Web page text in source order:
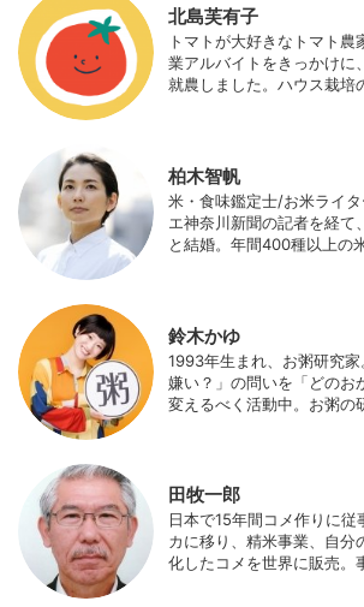
の実証試験や農産物輸出な
にスマート農業の実証試験
携わっている。 HP：
北島芙有子
トマトが大好きなトマト農
業アルバイトをきっかけに
就農しました。ハウス栽培
柏木智帆
米・食味鑑定士/お米ライ
エ神奈川新聞の記者を経て
と結婚。年間400種以上の
食事やお弁当づくりを通し
向けている。プロフィール
鈴木かゆ
1993年生まれ、お粥研究家
嫌い？」の問いを「どのお
変えるべく活動中。お粥の
田牧一郎
日本で15年間コメ作りに従
カに移り、精米事業、自分
化したコメを世界に販売。